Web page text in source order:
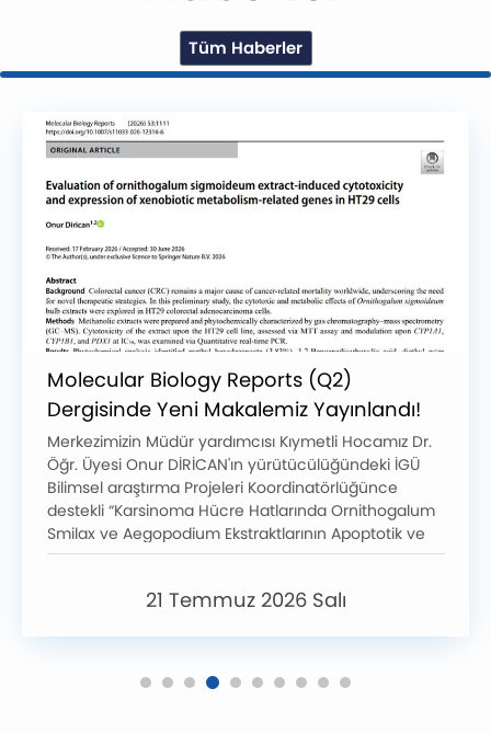
Tüm Haberler
Molecular Biology Reports (Q2)
Dergisinde Yeni Makalemiz Yayınlandı!
Merkezimizin Müdür yardımcısı Kıymetli Hocamız Dr.
Öğr. Üyesi Onur DİRİCAN'ın yürütücülüğündeki İGÜ
Bilimsel araştırma Projeleri Koordinatörlüğünce
destekli “Karsinoma Hücre Hatlarında Ornithogalum
Smilax ve Aegopodium Ekstraktlarının Apoptotik ve
Detoksifikasyon Gen Ekspresyonuna Katkılarının
araştırma makalesi yayımlandı.
21 Temmuz 2026 Salı